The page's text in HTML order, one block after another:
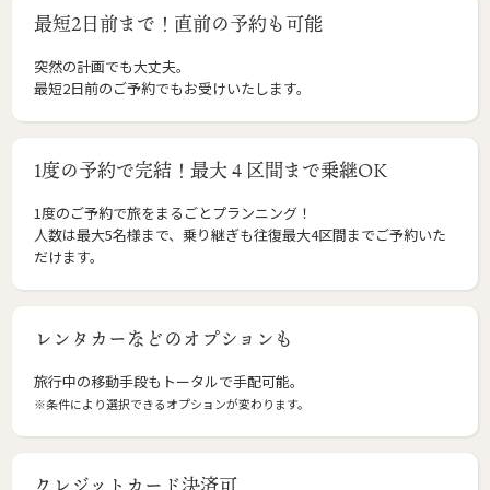
最短2日前まで！直前の予約も可能
突然の計画でも大丈夫。
最短2日前のご予約でもお受けいたします。
1度の予約で完結！最大４区間まで乗継OK
1度のご予約で旅をまるごとプランニング！
人数は最大5名様まで、乗り継ぎも往復最大4区間までご予約いた
だけます。
レンタカーなどのオプションも
旅行中の移動手段もトータルで手配可能。
※条件により選択できるオプションが変わります。